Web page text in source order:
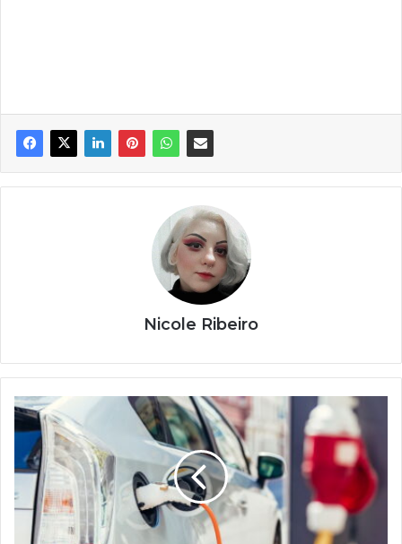
Nicole Ribeiro
Carros
elétricos
acessíveis
de
2025
tomam
mercado
brasileiro